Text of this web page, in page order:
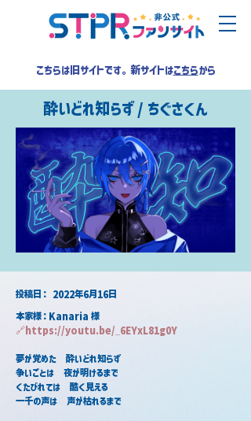
こちらは旧サイトです。新サイトはこちらから
酔いどれ知らず / ちぐさくん
2022年6月16日
​投稿日：
本家様：Kanaria 様
🔗https://youtu.be/_6EYxL81g0Y
夢が覚めた　酔いどれ知らず
争いごとは　夜が明けるまで
くたびれては　酷く見える
一千の声は　声が枯れるまで